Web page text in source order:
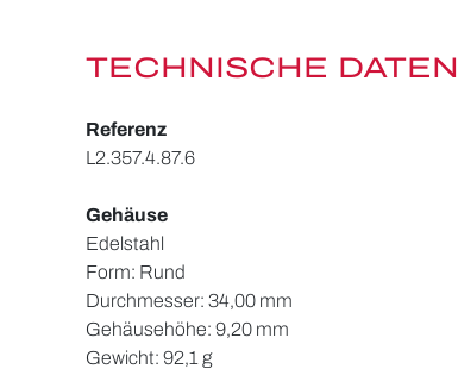
TECHNISCHE DATEN
Referenz
L2.357.4.87.6
Gehäuse
Edelstahl
Form: Rund
Durchmesser: 34,00 mm
Gehäusehöhe: 9,20 mm
Gewicht: 92,1 g